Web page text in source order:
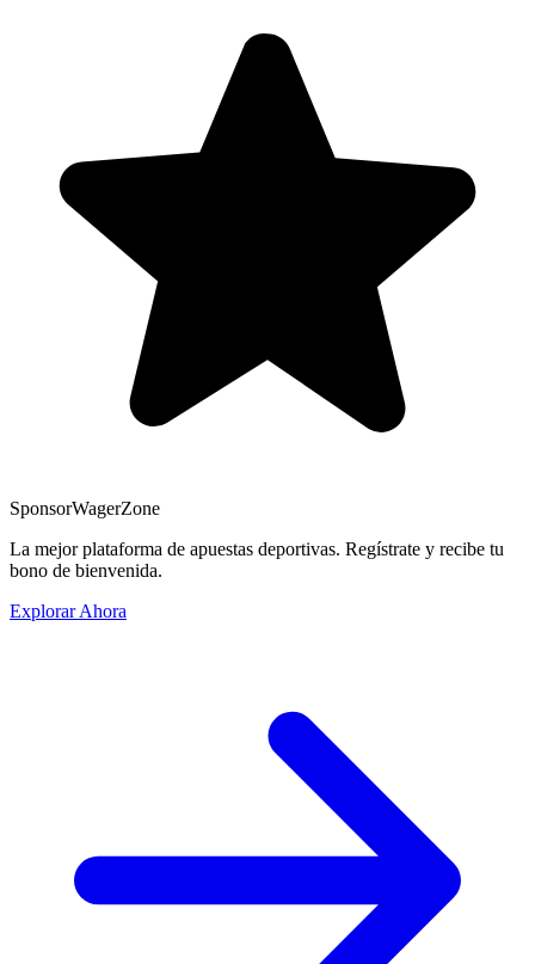
SponsorWagerZone
La mejor plataforma de apuestas deportivas. Regístrate y recibe tu
bono de bienvenida.
Explorar Ahora